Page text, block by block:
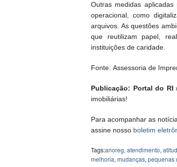
Outras medidas
operacional, como
arquivos. As questões
que reutilizam papel,
instituições de caridade.
Fonte: Assessoria de
Publicação: Portal do RI
imobiliárias!
Para acompanhar as
assine nosso boletim
Tags:anoreg, atendimento,
melhoria, mudanças, pequenas